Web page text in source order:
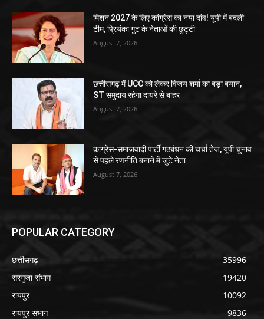
मिशन 2027 के लिए कांग्रेस का नया दांव! यूपी में बदली
टीम, प्रियंका गुट के नेताओं की छुट्टी
August 7, 2026
छत्तीसगढ़ में UCC को लेकर विजय शर्मा का बड़ा बयान,
ST समुदाय रहेगा दायरे से बाहर
August 7, 2026
कांग्रेस-समाजवादी पार्टी गठबंधन की चर्चा तेज, यूपी चुनाव
से पहले रणनीति बनाने में जुटे नेता
August 7, 2026
POPULAR CATEGORY
छत्तीसगढ़
35996
सरगुजा संभाग
19420
रायपुर
10092
रायपुर संभाग
9836